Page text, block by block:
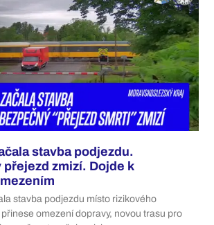
stavba podjezdu.
přejezd zmizí. Dojde k
stavba podjezdu místo rizikového
omezení dopravy, novou trasu pro